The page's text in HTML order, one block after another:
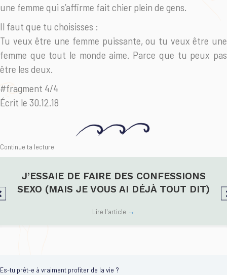
une femme qui s’affirme fait chier plein de gens.
Il faut que tu choisisses :
Tu veux être une femme puissante, ou tu veux être une
femme que tout le monde aime. Parce que tu peux pas
être les deux.
#fragment 4/4
Écrit le 30.12.18
Continue ta lecture
J’ESSAIE DE FAIRE DES CONFESSIONS
SEXO (MAIS JE VOUS AI DÉJÀ TOUT DIT)
Lire l'article →
Es-tu prêt-e à vraiment profiter de la vie ?